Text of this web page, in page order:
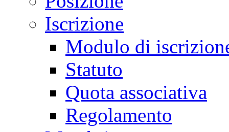
Iscrizione
Modulo di
Statuto
Quota associativa
Regolamento